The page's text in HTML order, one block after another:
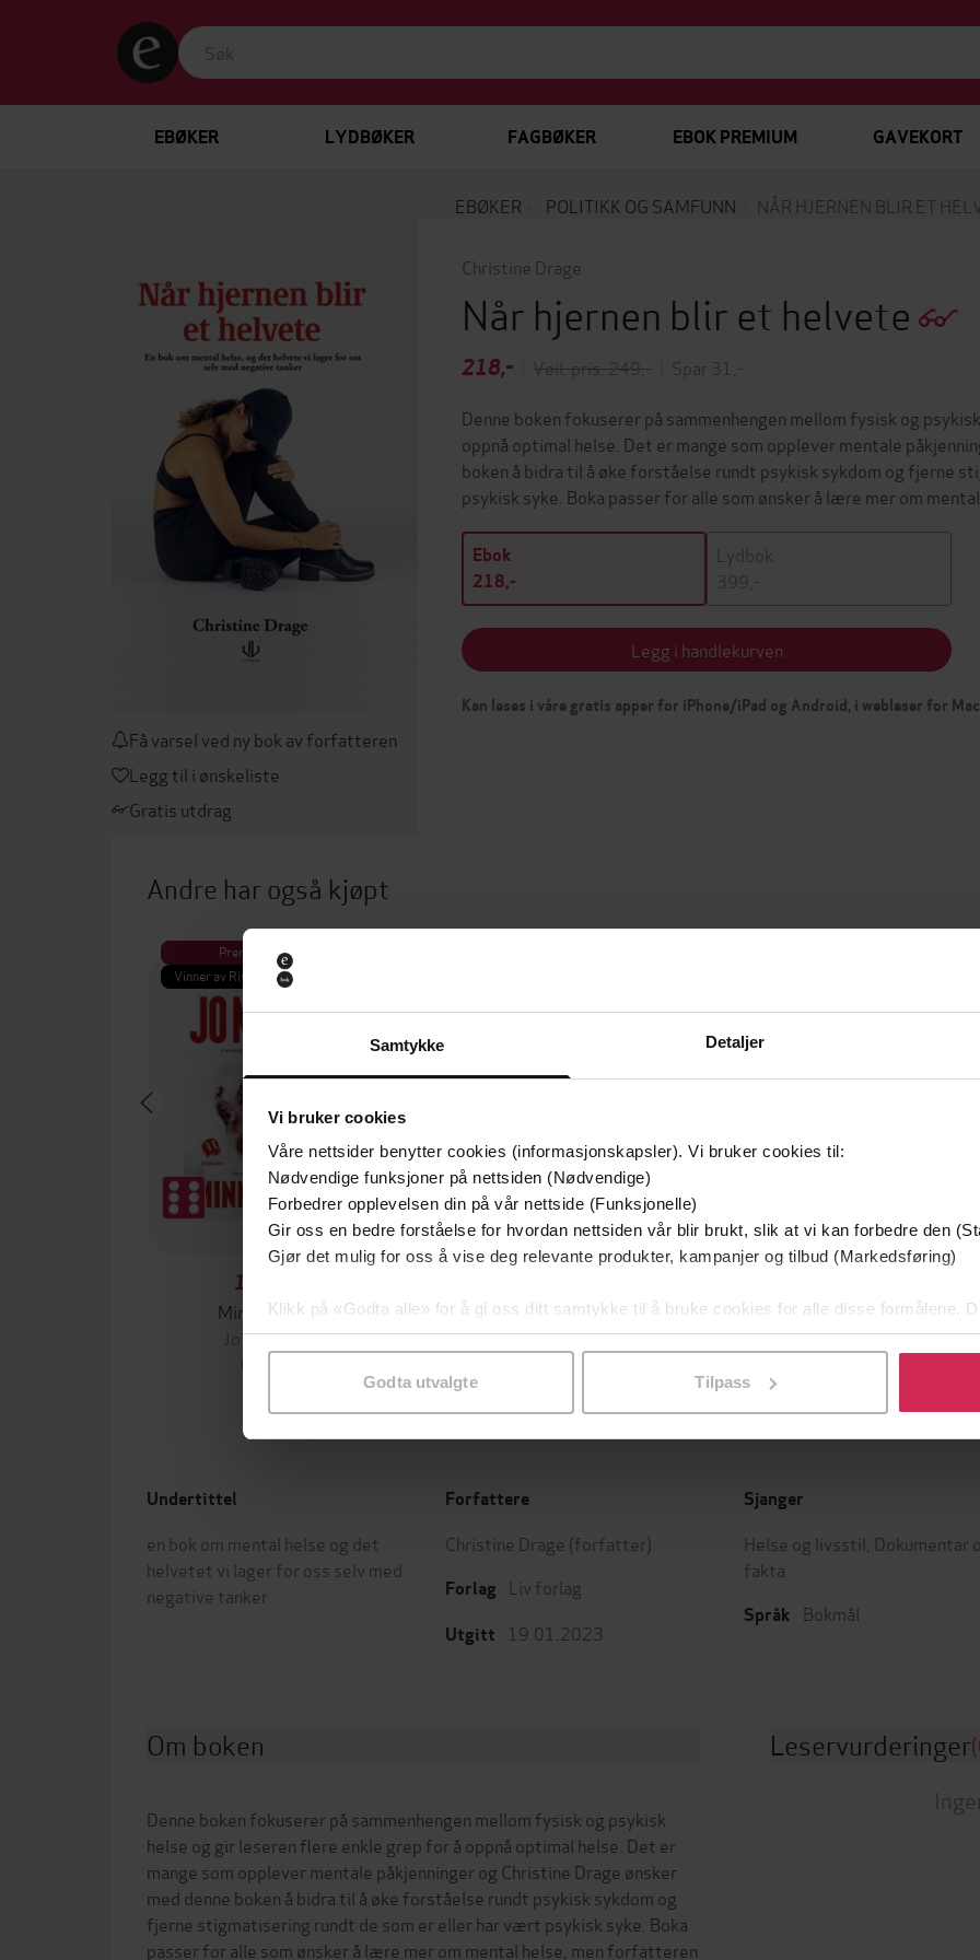
Samtykke Detaljer
Vi bruker cookies
Våre nettsider benytter cookies (informasjonskapsler). Vi bruker cookies til:
Nødvendige funksjoner på nettsiden (Nødvendige)
Forbedrer opplevelsen din på vår nettside (Funksjonelle)
Gir oss en bedre forståelse for hvordan nettsiden vår blir brukt, slik at vi kan forbedre den
Gjør det mulig for oss å vise deg relevante produkter, kampanjer og tilbud (Markedsføring)
Klikk på «Godta alle» for å gi oss ditt samtykke til å bruke cookies for alle disse formålene.
samtykke til spesifikke formål ved å klikke på «Tilpass». Du kan når som helst trekke
Godta utvalgte Tilpass
EBØKER LYDBØKER FAGBØKER EBOK PREMIUM GAVEKORT
EBØKER POLITIKK OG SAMFUNN NÅR HJERNEN BLIR ET
Få varsel ved ny bok av forfatteren
Legg til i ønskeliste
Gratis utdrag
Christine Drage
Når hjernen blir et helvete
218,- Veil. pris: 249,-
Spar 31,-
Denne boken fokuserer på sammenhengen mellom fysisk og
oppnå optimal helse. Det er mange som opplever mentale
boken å bidra til å øke forståelse rundt psykisk sykdom og fjerne
psykisk syke. Boka passer for alle som ønsker å lære mer om
Ebok
218,-
Lydbok
399,-
Legg i handlekurven
Kan leses i våre gratis apper for iPhone/iPad og Android, i webleser for
Andre har også kjøpt
Premium
Vinner av Rivertonprisen
129,-
Minnesota
Jo Nesbø
EBOK
Ingen
Pascal Engman
Yesteryear
Caro Claire Burke
Undertittel
en bok om mental helse og det
helvetet vi lager for oss selv med
negative tanker
Forfattere
Christine Drage (forfatter)
Forlag Liv forlag
Utgitt 19.01.2023
Sjanger
Helse og livsstil
Dokumentar
fakta
Språk Bokmål
Om boken
Denne boken fokuserer på sammenhengen mellom fysisk og psykisk
helse og gir leseren flere enkle grep for å oppnå optimal helse. Det er
mange som opplever mentale påkjenninger og Christine Drage ønsker
med denne boken å bidra til å øke forståelse rundt psykisk sykdom og
fjerne stigmatisering rundt de som er eller har vært psykisk syke. Boka
passer for alle som ønsker å lære mer om mental helse, men forfatteren
Leservurderinger